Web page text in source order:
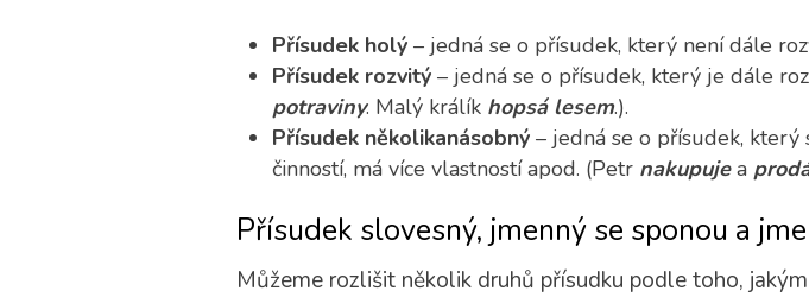
Přísudek holý– jedná se o přísudek, který není dále
Přísudek rozvitý – jedná se o přísudek, který je dále
potraviny. Malý králíkhopsá lesem.).
Přísudek několikanásobný – jedná se o přísudek, který
činností, má více vlastností apod. (Petr nakupujea
Přísudek slovesný, jmenný se sponou a
Můžeme rozlišit několik druhů přísudku podle toho,